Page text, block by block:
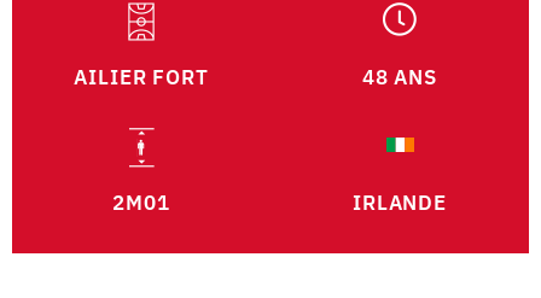
AILIER FORT 48 ANS
2M01 IRLANDE